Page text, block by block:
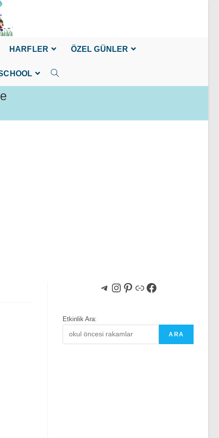
HARFLER ÖZEL GÜNLER
Telegram
Instagram
Pinterest
BağlantıFacebook
Etkinlik Ara:
ARA